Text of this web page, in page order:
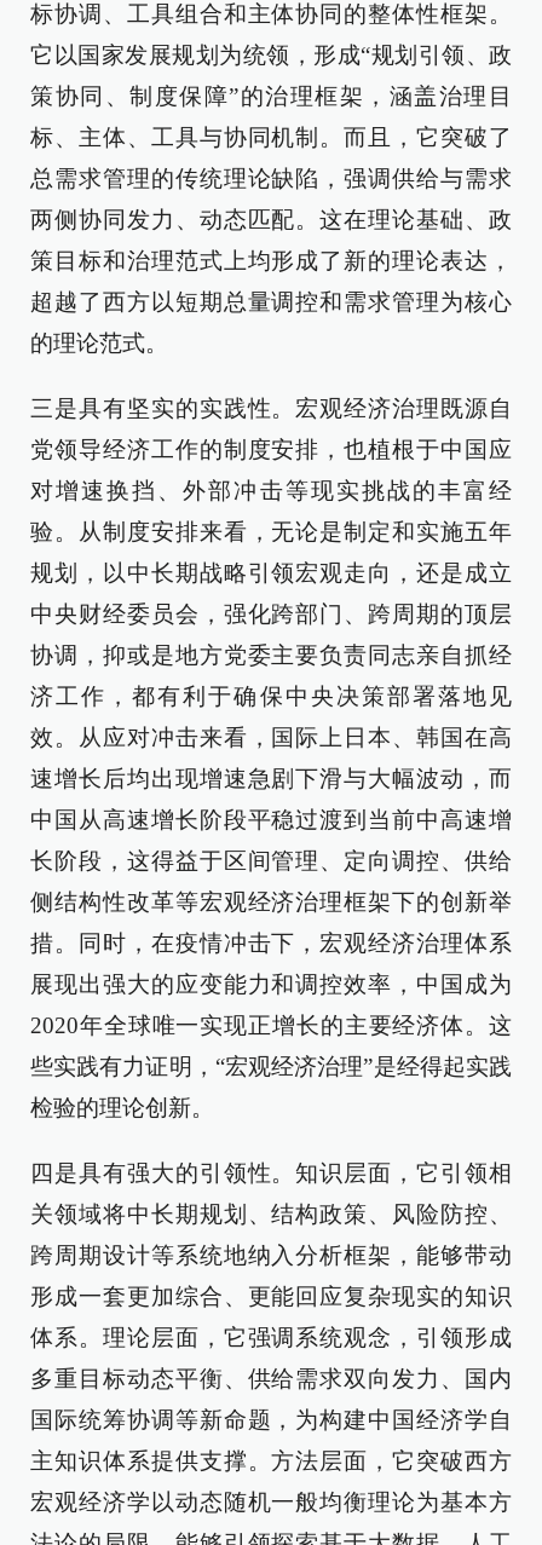
标协调、工具组合和主体协同的整体性框架。
它以国家发展规划为统领，形成“规划引领、政
策协同、制度保障”的治理框架，涵盖治理目
标、主体、工具与协同机制。而且，它突破了
总需求管理的传统理论缺陷，强调供给与需求
两侧协同发力、动态匹配。这在理论基础、政
策目标和治理范式上均形成了新的理论表达，
超越了西方以短期总量调控和需求管理为核心
的理论范式。
三是具有坚实的实践性。宏观经济治理既源自
党领导经济工作的制度安排，也植根于中国应
对增速换挡、外部冲击等现实挑战的丰富经
验。从制度安排来看，无论是制定和实施五年
规划，以中长期战略引领宏观走向，还是成立
中央财经委员会，强化跨部门、跨周期的顶层
协调，抑或是地方党委主要负责同志亲自抓经
济工作，都有利于确保中央决策部署落地见
效。从应对冲击来看，国际上日本、韩国在高
速增长后均出现增速急剧下滑与大幅波动，而
中国从高速增长阶段平稳过渡到当前中高速增
长阶段，这得益于区间管理、定向调控、供给
侧结构性改革等宏观经济治理框架下的创新举
措。同时，在疫情冲击下，宏观经济治理体系
展现出强大的应变能力和调控效率，中国成为
2020年全球唯一实现正增长的主要经济体。这
些实践有力证明，“宏观经济治理”是经得起实践
检验的理论创新。
四是具有强大的引领性。知识层面，它引领相
关领域将中长期规划、结构政策、风险防控、
跨周期设计等系统地纳入分析框架，能够带动
形成一套更加综合、更能回应复杂现实的知识
体系。理论层面，它强调系统观念，引领形成
多重目标动态平衡、供给需求双向发力、国内
国际统筹协调等新命题，为构建中国经济学自
主知识体系提供支撑。方法层面，它突破西方
宏观经济学以动态随机一般均衡理论为基本方